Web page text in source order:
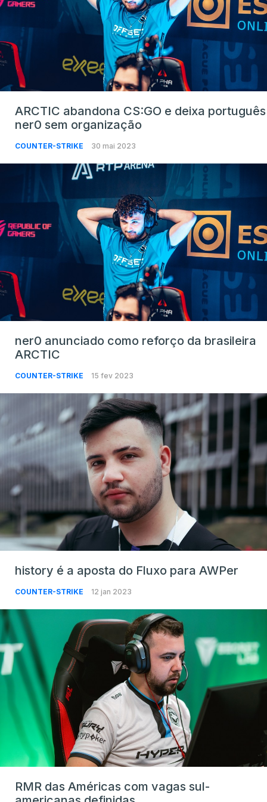
ARCTIC abandona CS:GO e deixa português
ner0 sem organização
COUNTER-STRIKE 30 mai 2023
ner0 anunciado como reforço da brasileira
ARCTIC
COUNTER-STRIKE 15 fev 2023
history é a aposta do Fluxo para AWPer
COUNTER-STRIKE 12 jan 2023
RMR das Américas com vagas sul-